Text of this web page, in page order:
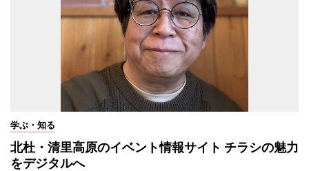
学ぶ・知る
北杜・清里高原のイベント情報サイト チラシの魅力
をデジタルへ